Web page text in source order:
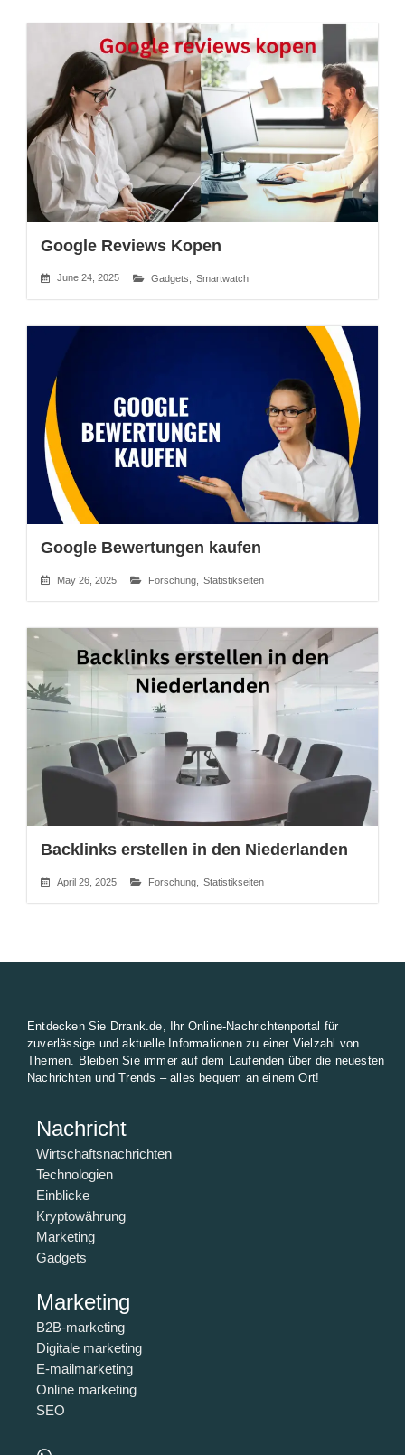
Google Reviews Kopen
June 24, 2025 Gadgets Smartwatch
Google Bewertungen kaufen
May 26, 2025 Forschung Statistikseiten
Backlinks erstellen in den Niederlanden
April 29, 2025 Forschung, Statistikseiten
Entdecken Sie Drrank.de, Ihr Online-Nachrichtenportal für
zuverlässige und aktuelle Informationen zu einer Vielzahl von
Themen. Bleiben Sie immer auf dem Laufenden über die neuesten
Nachrichten und Trends – alles bequem an einem Ort!
Nachricht
Wirtschaftsnachrichten
Technologien
Einblicke
Kryptowährung
Marketing
Gadgets
Marketing
B2B-marketing
Digitale marketing
E-mailmarketing
Online marketing
SEO